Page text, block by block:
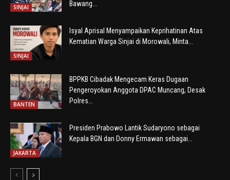
SINJAI
Bawang...
SINJAI
Isyal Aprisal Menyampaikan Keprihatinan Atas
Kematian Warga Sinjai di Morowali, Minta...
BANTEN
BPPKB Cibadak Mengecam Keras Dugaan
Pengeroyokan Anggota DPAC Muncang, Desak
Polres...
JAKARTA
Presiden Prabowo Lantik Sudaryono sebagai
Kepala BGN dan Donny Ermawan sebagai...